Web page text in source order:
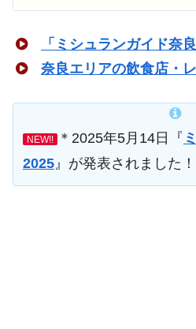
「ミシュランガイド奈
奈良エリアの飲食店・
NEW!! ＊2025年5月14日『
2025』が発表されました！